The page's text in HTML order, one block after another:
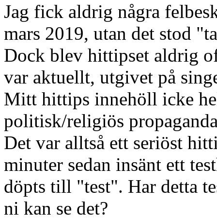
Jag fick aldrig några
mars 2019, utan det stod
Dock blev hittipset aldrig
var aktuellt, utgivet på
Mitt hittips innehöll icke
politisk/religiös
Det var alltså ett seriöst
minuter sedan insänt ett
döpts till "test". Har detta
ni kan se det?